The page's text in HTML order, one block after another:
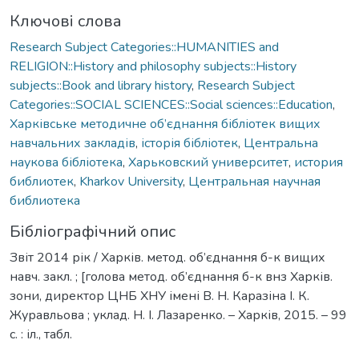
Ключові слова
Research Subject Categories::HUMANITIES and
RELIGION::History and philosophy subjects::History
subjects::Book and library history, Research Subject
Categories::SOCIAL SCIENCES::Social sciences::Education,
Харківське методичне об’єднання бібліотек вищих
навчальних закладів, історія бібліотек, Центральна
наукова бібліотека, Харьковский университет, история
библиотек, Kharkov University, Центральная научная
библиотека
Бібліографічний опис
Звіт 2014 рік / Харків. метод. об’єднання б-к вищих
навч. закл. ; [голова метод. об’єднання б-к внз Харків.
зони, директор ЦНБ ХНУ імені В. Н. Каразіна І. К.
Журавльова ; уклад. Н. І. Лазаренко. – Харків, 2015. – 99
с. : іл., табл.